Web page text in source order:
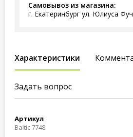
Самовывоз из магазина:
г. Екатеринбург ул. Юлиуса
Характеристики
Задать вопрос
Артикул
Baltic 7748